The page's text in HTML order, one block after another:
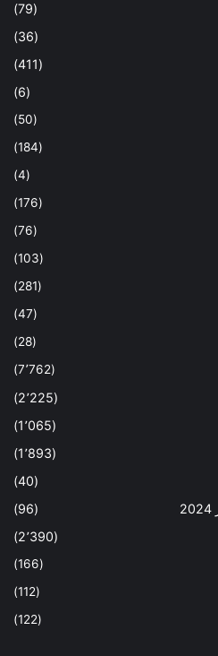
(79)
(36)
(411)
(6)
(50)
(184)
(4)
(176)
(76)
(103)
(281)
(47)
(28)
(7٬762)
(2٬225)
(1٬065)
(1٬893)
(40)
(96)
(2٬390)
(166)
(112)
(122)